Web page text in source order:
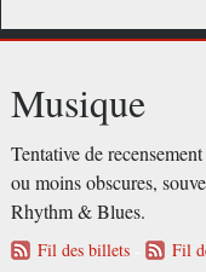
Musique
Tentative de
ou moins obscures,
Rhythm & Blues.
Fil des billets- Fil